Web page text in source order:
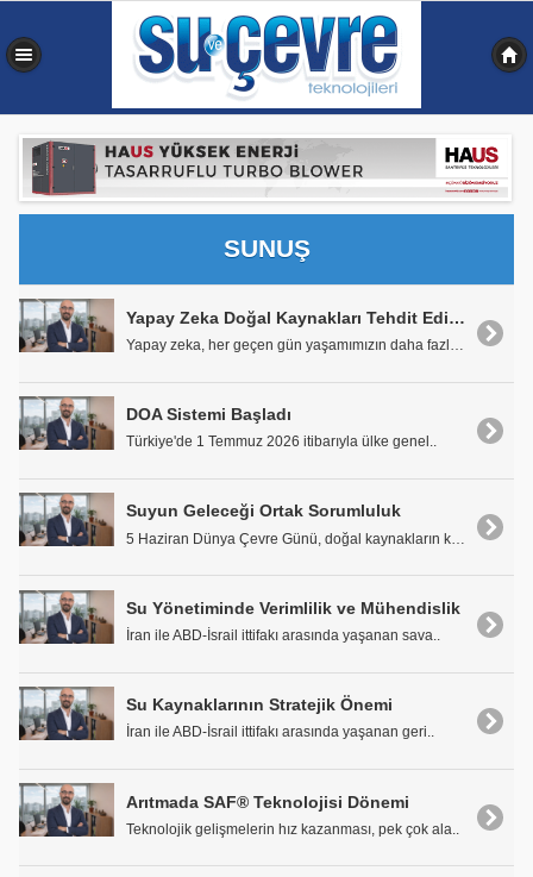
SUNUŞ
Yapay Zeka Doğal Kaynakları Tehdit Ediyor
Yapay zeka, her geçen gün yaşamımızın daha fazla a..
DOA Sistemi Başladı
Türkiye'de 1 Temmuz 2026 itibarıyla ülke genel..
Suyun Geleceği Ortak Sorumluluk
Su Yönetiminde Verimlilik ve Mühendislik
İran ile ABD-İsrail ittifakı arasında yaşanan sava..
Su Kaynaklarının Stratejik Önemi
İran ile ABD-İsrail ittifakı arasında yaşanan geri..
Arıtmada SAF® Teknolojisi Dönemi
Teknolojik gelişmelerin hız kazanması, pek çok ala..
0,098 sn